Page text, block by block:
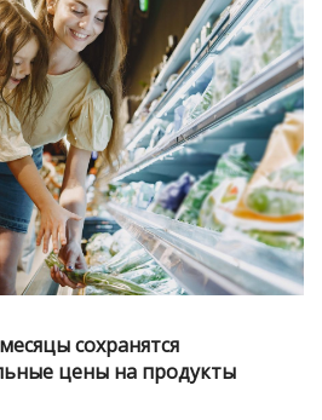
сохранятся
цены на продукты